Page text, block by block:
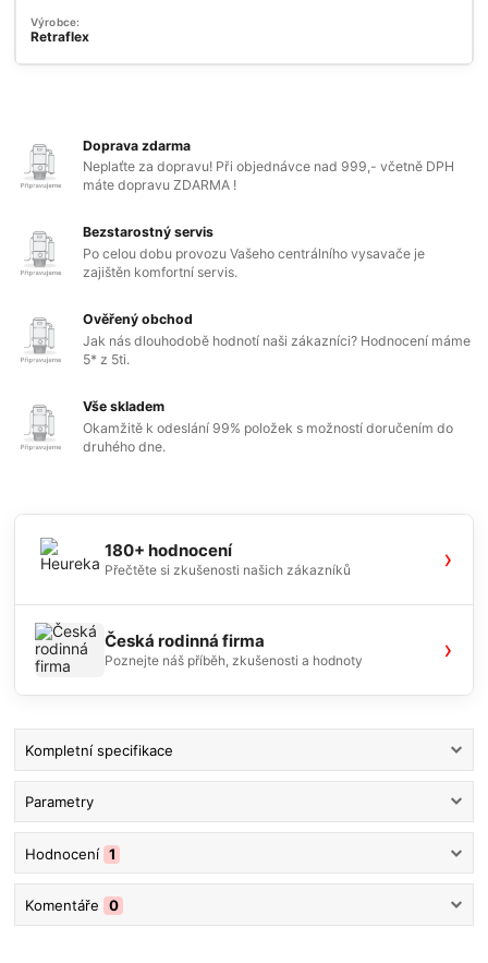
Výrobce:
Retraflex
Doprava zdarma
Neplaťte za dopravu! Při objednávce nad 999,- včetně DPH
máte dopravu ZDARMA !
Bezstarostný servis
Po celou dobu provozu Vašeho centrálního vysavače je
zajištěn komfortní servis.
Ověřený obchod
Jak nás dlouhodobě hodnotí naši zákazníci? Hodnocení máme
5* z 5ti.
Vše skladem
Okamžitě k odeslání 99% položek s možností doručením do
druhého dne.
180+ hodnocení
Přečtěte si zkušenosti našich zákazníků ›
Česká rodinná firma
Poznejte náš příběh, zkušenosti a hodnoty ›
Kompletní specifikace
Parametry
Hodnocení 1
Komentáře 0